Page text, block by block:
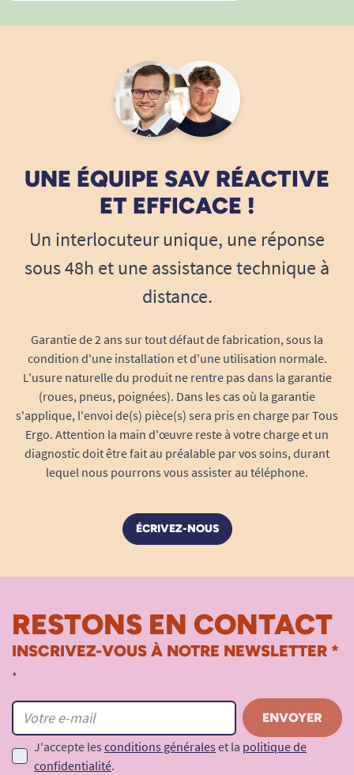
UNE ÉQUIPE SAV RÉACTIVE
ET EFFICACE !
Un interlocuteur unique, une réponse
sous 48h et une assistance technique à
distance.
Garantie de 2 ans sur tout défaut de fabrication, sous la
condition d'une installation et d'une utilisation normale.
L'usure naturelle du produit ne rentre pas dans la garantie
(roues, pneus, poignées). Dans les cas où la garantie
s'applique, l'envoi de(s) pièce(s) sera pris en charge par Tous
Ergo. Attention la main d'œuvre reste à votre charge et un
diagnostic doit être fait au préalable par vos soins, durant
lequel nous pourrons vous assister au téléphone.
ÉCRIVEZ-NOUS
RESTONS EN CONTACT
INSCRIVEZ-VOUS À NOTRE NEWSLETTER *
*
J'accepte les conditions générales et la politique de
confidentialité.